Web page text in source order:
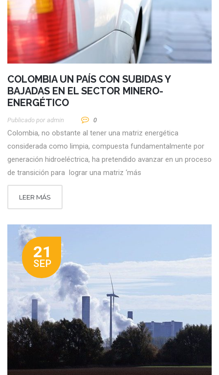
COLOMBIA UN PAÍS CON SUBIDAS Y
BAJADAS EN EL SECTOR MINERO-
ENERGÉTICO
Publicado por Admin 0
Colombia, no obstante al tener una matriz energética
considerada como limpia, compuesta fundamentalmente por
generación hidroeléctrica, ha pretendido avanzar en un proceso
de transición para lograr una matriz ‘más
LEER MÁS
21
SEP